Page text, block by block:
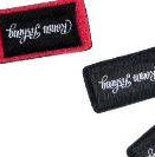
付」時，將依據個別
；若仍有額度不足之
或使用他人資訊註冊
權停止該用戶之使用
下單，請聯繫客服
含以上)免運費
私訊客服確認實際